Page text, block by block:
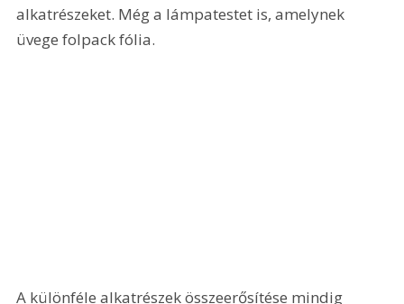
alkatrészeket. Még a lámpatestet is, amelynek
üvege folpack fólia.
A különféle alkatrészek összeerősítése mindig